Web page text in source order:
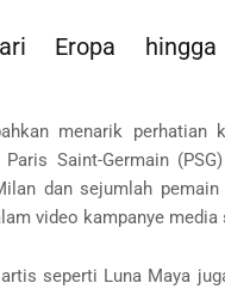
Eropa hingga
menarik perhatian
Saint-Germain
dan sejumlah pemain
video kampanye
seperti Luna Maya